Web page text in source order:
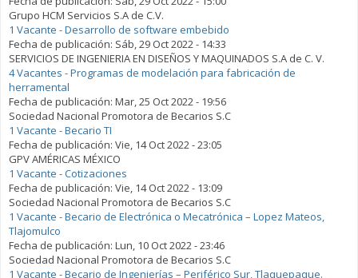
Grupo HCM Servicios S.A de C.V.
1 Vacante - Desarrollo de software embebido
Fecha de publicación: Sáb, 29 Oct 2022 - 14:33
SERVICIOS DE INGENIERIA EN DISEÑOS Y MAQUINADOS S.A de C. V.
4 Vacantes - Programas de modelación para fabricación de
herramental
Fecha de publicación: Mar, 25 Oct 2022 - 19:56
Sociedad Nacional Promotora de Becarios S.C
1 Vacante - Becario TI
Fecha de publicación: Vie, 14 Oct 2022 - 23:05
GPV AMÉRICAS MÉXICO
1 Vacante - Cotizaciones
Fecha de publicación: Vie, 14 Oct 2022 - 13:09
Sociedad Nacional Promotora de Becarios S.C
1 Vacante - Becario de Electrónica o Mecatrónica – Lopez Mateos,
Tlajomulco
Fecha de publicación: Lun, 10 Oct 2022 - 23:46
Sociedad Nacional Promotora de Becarios S.C
1 Vacante - Becario de Ingenierías – Periférico Sur, Tlaquepaque.